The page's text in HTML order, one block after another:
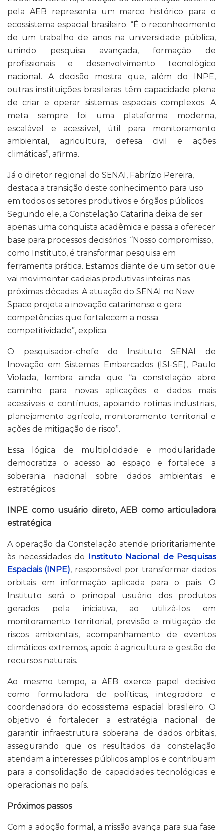
pela AEB representa um marco histórico para o
ecossistema espacial brasileiro. “É o reconhecimento
de um trabalho de anos na universidade pública,
unindo pesquisa avançada, formação de
profissionais e desenvolvimento tecnológico
nacional. A decisão mostra que, além do INPE,
outras instituições brasileiras têm capacidade plena
de criar e operar sistemas espaciais complexos. A
meta sempre foi uma plataforma moderna,
escalável e acessível, útil para monitoramento
ambiental, agricultura, defesa civil e ações
climáticas”, afirma.
Já o diretor regional do SENAI, Fabrízio Pereira,
destaca a transição deste conhecimento para uso
em todos os setores produtivos e órgãos públicos.
Segundo ele, a Constelação Catarina deixa de ser
apenas uma conquista acadêmica e passa a oferecer
base para processos decisórios. “Nosso compromisso,
como Instituto, é transformar pesquisa em
ferramenta prática. Estamos diante de um setor que
vai movimentar cadeias produtivas inteiras nas
próximas décadas. A atuação do SENAI no New
Space projeta a inovação catarinense e gera
competências que fortalecem a nossa
competitividade”, explica.
O pesquisador-chefe do Instituto SENAI de
Inovação em Sistemas Embarcados (ISI-SE), Paulo
Violada, lembra ainda que “a constelação abre
caminho para novas aplicações e dados mais
acessíveis e contínuos, apoiando rotinas industriais,
planejamento agrícola, monitoramento territorial e
ações de mitigação de risco”.
Essa lógica de multiplicidade e modularidade
democratiza o acesso ao espaço e fortalece a
soberania nacional sobre dados ambientais e
estratégicos.
INPE como usuário direto, AEB como articuladora
estratégica
A operação da Constelação atende prioritariamente
às necessidades do Instituto Nacional de Pesquisas
Espaciais (INPE), responsável por transformar dados
orbitais em informação aplicada para o país. O
Instituto será o principal usuário dos produtos
gerados pela iniciativa, ao utilizá-los em
monitoramento territorial, previsão e mitigação de
riscos ambientais, acompanhamento de eventos
climáticos extremos, apoio à agricultura e gestão de
recursos naturais.
Ao mesmo tempo, a AEB exerce papel decisivo
como formuladora de políticas, integradora e
coordenadora do ecossistema espacial brasileiro. O
objetivo é fortalecer a estratégia nacional de
garantir infraestrutura soberana de dados orbitais,
assegurando que os resultados da constelação
atendam a interesses públicos amplos e contribuam
para a consolidação de capacidades tecnológicas e
operacionais no país.
Próximos passos
Com a adoção formal, a missão avança para sua fase